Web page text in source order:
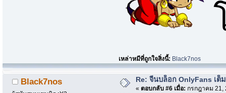
เหล่าหมีที่ถูกใจสิ่งนี้: Black7nos
Black7nos Re: จีนบล็อก OnlyFans เต็
« ตอบกลับ #6 เมื่อ: กรกฎาคม 21,